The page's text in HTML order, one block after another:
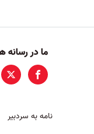
ما در رسانه
نامه به سردبیر